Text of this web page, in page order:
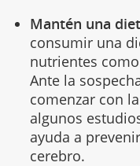
Mantén una
consumir una
nutrientes como
Ante la
comenzar con
algunos
ayuda a
cerebro.